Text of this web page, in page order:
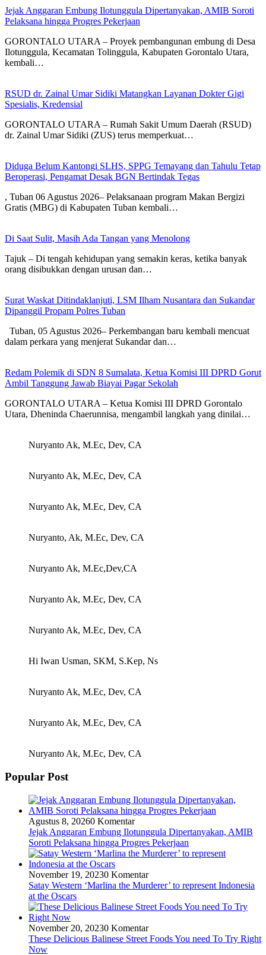
Jejak Anggaran Embung Ilotunggula Dipertanyakan, AMIB Soroti
Pelaksana hingga Progres Pekerjaan
GORONTALO UTARA – Proyek pembangunan embung di Desa
Ilotunggula, Kecamatan Tolinggula, Kabupaten Gorontalo Utara,
kembali…
RSUD dr. Zainal Umar Sidiki Matangkan Layanan Dokter Gigi
Spesialis, Kredensial
GORONTALO UTARA – Rumah Sakit Umum Daerah (RSUD)
dr. Zainal Umar Sidiki (ZUS) terus memperkuat…
Diduga Belum Kantongi SLHS, SPPG Temayang dan Tahulu Tetap
Beroperasi, Pengamat Desak BGN Bertindak Tegas
, Tuban 06 Agustus 2026– Pelaksanaan program Makan Bergizi
Gratis (MBG) di Kabupaten Tuban kembali…
Di Saat Sulit, Masih Ada Tangan yang Menolong
Tajuk – Di tengah kehidupan yang semakin keras, ketika banyak
orang disibukkan dengan urusan dan…
Surat Waskat Ditindaklanjuti, LSM Ilham Nusantara dan Sukandar
Dipanggil Propam Polres Tuban
Tuban, 05 Agustus 2026– Perkembangan baru kembali mencuat
dalam perkara yang menjerat Sukandar dan…
Redam Polemik di SDN 8 Sumalata, Ketua Komisi III DPRD Gorut
Ambil Tanggung Jawab Biayai Pagar Sekolah
GORONTALO UTARA – Ketua Komisi III DPRD Gorontalo
Utara, Dheninda Chaerunnisa, mengambil langkah yang dinilai…
Nuryanto Ak, M.Ec, Dev, CA
Nuryanto Ak, M.Ec, Dev, CA
Nuryanto Ak, M.Ec, Dev, CA
Nuryanto, Ak, M.Ec, Dev, CA
Nuryanto Ak, M.Ec,Dev,CA
Nuryanto Ak, M.Ec, Dev, CA
Nuryanto Ak, M.Ec, Dev, CA
Hi Iwan Usman, SKM, S.Kep, Ns
Nuryanto Ak, M.Ec, Dev, CA
Nuryanto Ak, M.Ec, Dev, CA
Nuryanto Ak, M.Ec, Dev, CA
Popular Post
Agustus 8, 20260 Komentar
Jejak Anggaran Embung Ilotunggula Dipertanyakan, AMIB
Soroti Pelaksana hingga Progres Pekerjaan
November 19, 20230 Komentar
Satay Western ‘Marlina the Murderer’ to represent Indonesia
at the Oscars
November 20, 20230 Komentar
These Delicious Balinese Street Foods You need To Try Right
Now